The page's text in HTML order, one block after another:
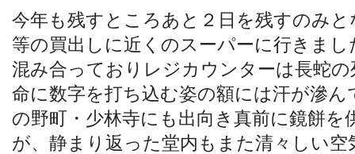
今年も残すところあと２日を残すのみ
等の買出しに近くのスーパーに行きま
混み合っておりレジカウンターは長蛇
命に数字を打ち込む姿の額には汗が滲
の野町・少林寺にも出向き真前に鏡餅
が、静まり返った堂内もまた清々しい